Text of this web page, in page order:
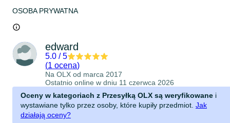
OSOBA PRYWATNA
edward
5.0 /5
(1 ocena)
Na OLX od marca 2017
Ostatnio online w dniu 11 czerwca 2026
Oceny w kategoriach z Przesyłką OLX są weryfikowane i
wystawiane tylko przez osoby, które kupiły przedmiot. Jak
działają oceny?